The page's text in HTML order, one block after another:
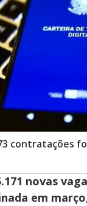
contratações
novas
em março